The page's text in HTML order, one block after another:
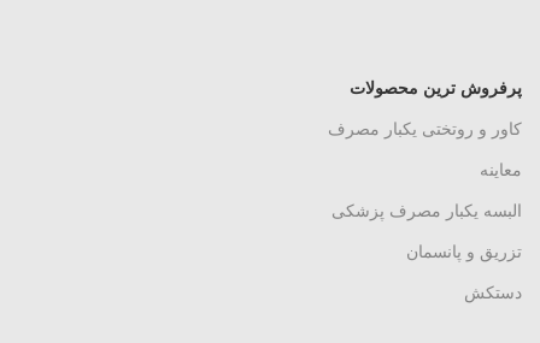
پرفروش ترین محصولات
کاور و روتختی یکبار مصرف
معاینه
البسه یکبار مصرف پزشکی
تزریق و پانسمان
دستکش